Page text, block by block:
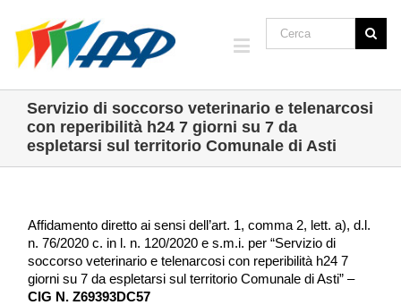
Servizio di soccorso veterinario e telenarcosi
con reperibilità h24 7 giorni su 7 da
espletarsi sul territorio Comunale di Asti
Affidamento diretto ai sensi dell’art. 1, comma 2, lett. a), d.l.
n. 76/2020 c. in l. n. 120/2020 e s.m.i. per “Servizio di
soccorso veterinario e telenarcosi con reperibilità h24 7
giorni su 7 da espletarsi sul territorio Comunale di Asti” –
CIG N. Z69393DC57